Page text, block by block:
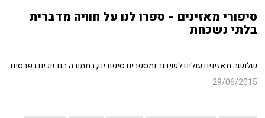
סיפורי מאזינים - ספרו לנו על חוויה מדברית
בלתי נשכחת
שלושה מאזינים עולים לשידור ומספרים סיפורים, בתמורה הם זוכים בפרסים
29/06/2015